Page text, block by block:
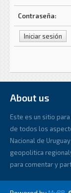
Contraseña:
About us
Este es un sitio
de todos los
Nacional de
geopolitica
para comentar y